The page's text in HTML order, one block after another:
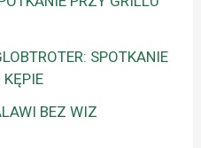
SPOTKANIE
BEZ WIZ